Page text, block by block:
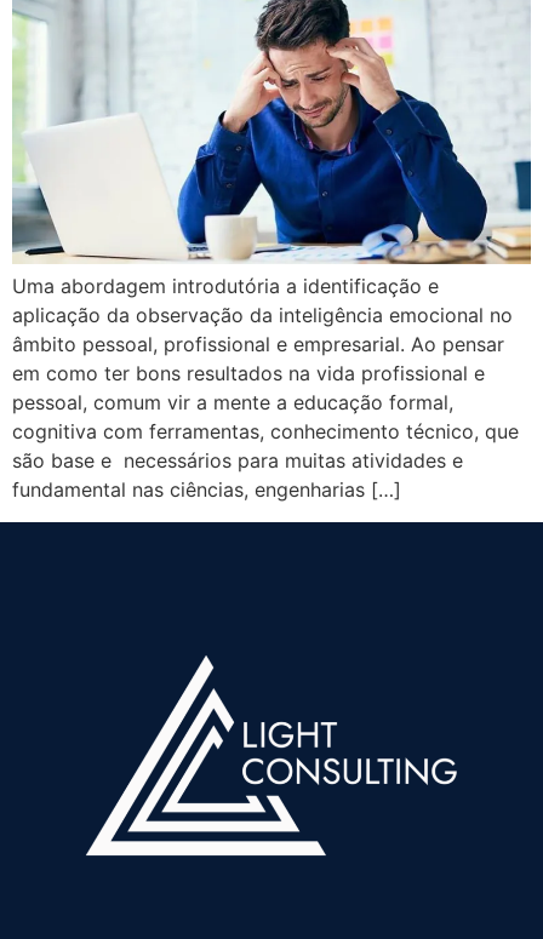
Uma abordagem introdutória a identificação e
aplicação da observação da inteligência emocional no
âmbito pessoal, profissional e empresarial. Ao pensar
em como ter bons resultados na vida profissional e
pessoal, comum vir a mente a educação formal,
cognitiva com ferramentas, conhecimento técnico, que
são base e necessários para muitas atividades e
fundamental nas ciências, engenharias […]